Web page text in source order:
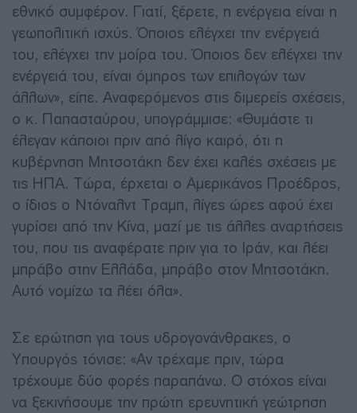
εθνικό συμφέρον. Γιατί, ξέρετε, η ενέργεια είναι η
γεωπολιτική ισχύς. Όποιος ελέγχει την ενέργειά
του, ελέγχει την μοίρα του. Όποιος δεν ελέγχει την
ενέργειά του, είναι όμηρος των επιλογών των
άλλων», είπε. Αναφερόμενος στις διμερείς σχέσεις,
ο κ. Παπασταύρου, υπογράμμισε: «Θυμάστε τι
έλεγαν κάποιοι πριν από λίγο καιρό, ότι η
κυβέρνηση Μητσοτάκη δεν έχει καλές σχέσεις με
τις ΗΠΑ. Τώρα, έρχεται ο Αμερικάνος Προέδρος,
ο ίδιος ο Ντόναλντ Τραμπ, λίγες ώρες αφού έχει
γυρίσει από την Κίνα, μαζί με τις άλλες αναρτήσεις
του, που τις αναφέρατε πριν για το Ιράν, και λέει
μπράβο στην Ελλάδα, μπράβο στον Μητσοτάκη.
Αυτό νομίζω τα λέει όλα».
Σε ερώτηση για τους υδρογονάνθρακες, ο
Υπουργός τόνισε: «Αν τρέχαμε πριν, τώρα
τρέχουμε δύο φορές παραπάνω. Ο στόχος είναι
να ξεκινήσουμε την πρώτη ερευνητική γεώτρηση